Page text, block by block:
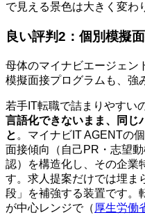
で見える景色は大きく変わ
良い評判2：個別模擬
母体のマイナビエージェン
模擬面接プログラムも、強
若手IT転職で詰まりやすい
言語化できないまま、同じ
と 。マイナビIT AGENTの
面接傾向（自己PR・志望
認）を構造化し、その企業
す。求人提案だけでは埋ま
段」を補強する装置です。
が中心レンジで（ 厚生労働